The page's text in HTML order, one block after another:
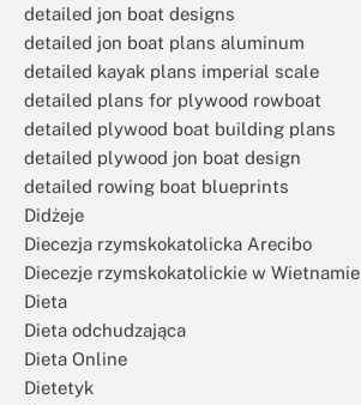
detailed jon boat designs
detailed jon boat plans aluminum
detailed kayak plans imperial scale
detailed plans for plywood rowboat
detailed plywood boat building plans
detailed plywood jon boat design
detailed rowing boat blueprints
Didżeje
Diecezja rzymskokatolicka Arecibo
Diecezje rzymskokatolickie w Wietnamie
Dieta
Dieta odchudzająca
Dieta Online
Dietetyk